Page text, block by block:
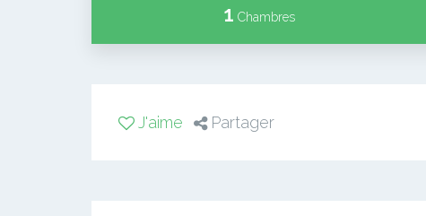
1 Chambres
J'aime Partager